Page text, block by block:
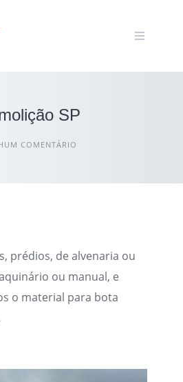
SP
COMENTÁRIO
prédios, de alvenaria ou
ou manual, e
o material para bota